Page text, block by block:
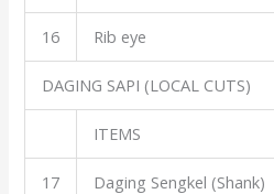
16 Rib eye
DAGING SAPI (LOCAL CUTS)
ITEMS
17 Daging Sengkel (Shank)